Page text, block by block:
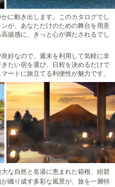
に動き出します。このカタログでし
が、あなただけのための舞台を用意
揚感に、きっと心が満たされるでし
好なので、週末を利用して気軽に非
たい宿を選び、日程を決めるだけで
ートに旅立てる利便性が魅力です。
な自然と名湯に恵まれた箱根、紺碧
織り成す多彩な風景が、旅を一層特